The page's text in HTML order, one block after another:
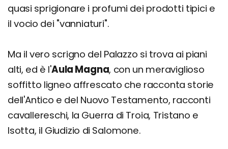
quasi sprigionare i profumi dei prodotti tipici e
il vocio dei "vanniaturi".
Ma il vero scrigno del Palazzo si trova ai piani
alti, ed è l'Aula Magna, con un meraviglioso
soffitto ligneo affrescato che racconta storie
dell'Antico e del Nuovo Testamento, racconti
cavallereschi, la Guerra di Troia, Tristano e
Isotta, il Giudizio di Salomone.